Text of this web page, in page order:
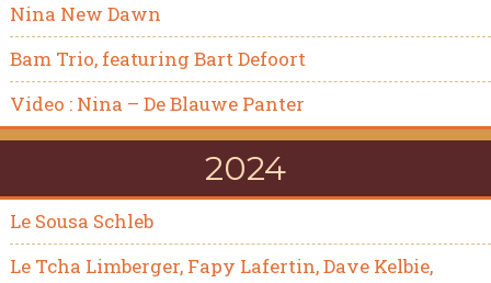
Nina New Dawn
Bam Trio, featuring Bart Defoort
Video : Nina – De Blauwe Panter
2024
Le Sousa Schleb
Le Tcha Limberger, Fapy Lafertin, Dave Kelbie,